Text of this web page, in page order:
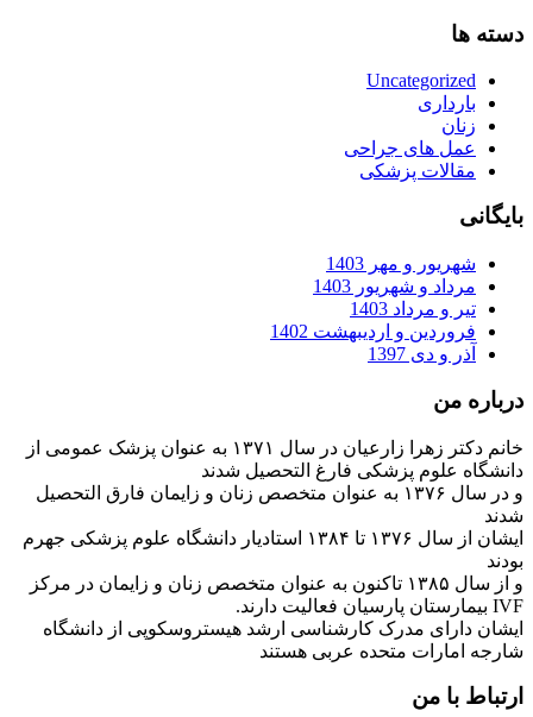
دسته ها
Uncategorized
بارداری
زنان
عمل های جراحی
مقالات پزشکی
بایگانی
شهریور و مهر 1403
مرداد و شهریور 1403
تیر و مرداد 1403
فروردین و اردیبهشت 1402
آذر و دی 1397
درباره من
خانم دکتر زهرا زارعیان در سال ۱۳۷۱ به عنوان پزشک عمومی از
دانشگاه علوم پزشکی فارغ التحصیل شدند
و در سال ۱۳۷۶ به عنوان متخصص زنان و زایمان فارق التحصیل
شدند
ایشان از سال ۱۳۷۶ تا ۱۳۸۴ استادیار دانشگاه علوم پزشکی جهرم
بودند
و از سال ۱۳۸۵ تاکنون به عنوان متخصص زنان و زایمان در مرکز
IVF بیمارستان پارسیان فعالیت دارند.
ایشان دارای مدرک کارشناسی ارشد هیستروسکوپی از دانشگاه
شارجه امارات متحده عربی هستند
ارتباط با من